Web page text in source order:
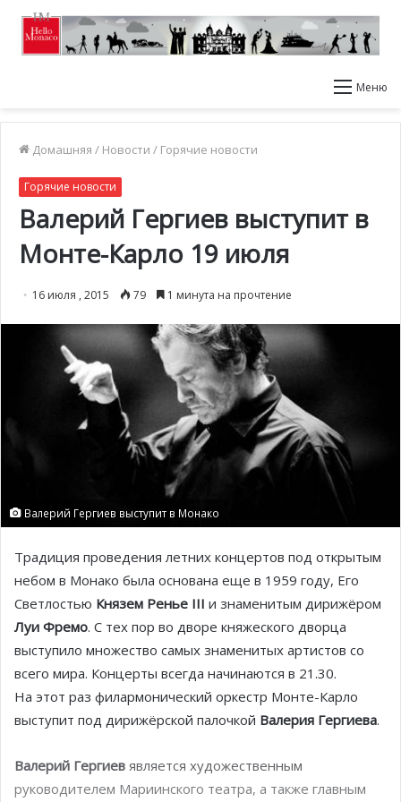
Меню
Домашняя / Новости / Горячие новости
Горячие новости
Валерий Гергиев выступит в
Монте-Карло 19 июля
16 июля , 2015 79 1 минута на прочтение
Валерий Гергиев выступит в Монако
Традиция проведения летних концертов под открытым
небом в Монако была основана еще в 1959 году, Его
Светлостью Князем Ренье III и знаменитым дирижёром
Луи Фремо. C тех пор во дворе княжеского дворца
выступило множество самых знаменитых артистов со
всего мира. Концерты всегда начинаются в 21.30.
На этот раз филармонический оркестр Монте-Карло
выступит под дирижёрской палочкой Валерия Гергиева.
Валерий Гергиев является художественным
руководителем Мариинского театра, а также главным